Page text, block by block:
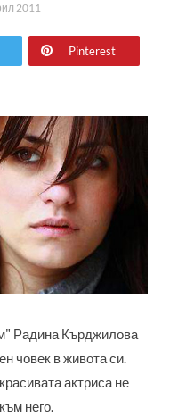
2011
Pinterest
Радина Кърджилова
човек в живота си.
актриса не
него.